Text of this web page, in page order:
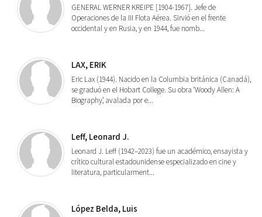
GENERAL WERNER KREIPE [1904-1967]. Jefe de
Operaciones de la III Flota Aérea. Sirvió en el frente
occidental y en Rusia, y en 1944, fue nomb...
LAX, ERIK
Eric Lax (1944). Nacido en la Columbia británica (Canadá),
se graduó en el Hobart College. Su obra ‘Woody Allen: A
Biography’, avalada por e...
Leff, Leonard J.
Leonard J. Leff (1942–2023) fue un académico, ensayista y
crítico cultural estadounidense especializado en cine y
literatura, particularment...
López Belda, Luis